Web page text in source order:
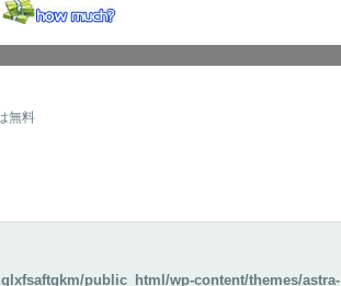
無料
public_html/wp-content/themes/astra-